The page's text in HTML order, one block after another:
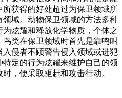
获得的好处超过为保卫领域所
域。动物保卫领域的方法多种
炫耀和释放化学物质，个体之
类在保卫领域时首先是靠鸣叫
侵者不顾警告侵入领域或进犯
定的行为炫耀来维护自己的领
，便采取驱赶和攻击行动。